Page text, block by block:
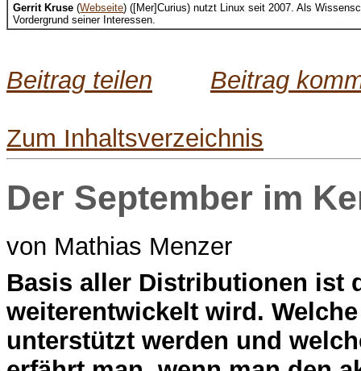
Gerrit Kruse (Webseite) ([Mer]Curius) nutzt Linux seit 2007. Als
Vordergrund seiner Interessen.
Beitrag teilen Beitrag
Zum Inhaltsverzeichnis
Der September im
von Mathias Menzer
Basis aller Distributionen ist
weiterentwickelt wird.
unterstützt werden und